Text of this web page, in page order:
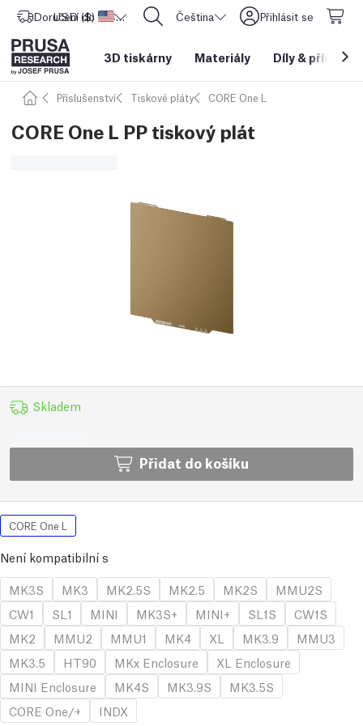
Doručení do Spojené státy americké
USD ($) CORE One L: Nyní skladem! Čeština Přihlásit se
3D tiskárny Materiály Díly &
Příslušenství Tiskové pláty CORE One L
CORE One L PP tiskový plát
Skladem
Přidat do košíku
CORE One L
Není kompatibilní s
MK3S
MK3 MK2.5S MK2.5 MK2S
MMU2S
CW1
SL1 MINI MK3S+ MINI+ SL1S
CW1S
MK2
MMU2 MMU1 MK4 XL MK3.9
MMU3
MK3.5
HT90 MKx Enclosure
XL Enclosure
MINI Enclosure
MK4S MK3.9S
MK3.5S
CORE One/+
INDX